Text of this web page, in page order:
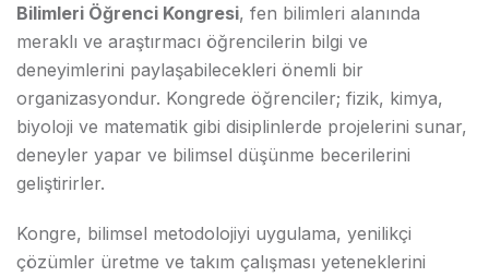
Bilimleri Öğrenci Kongresi, fen bilimleri alanında
meraklı ve araştırmacı öğrencilerin bilgi ve
deneyimlerini paylaşabilecekleri önemli bir
organizasyondur. Kongrede öğrenciler; fizik, kimya,
biyoloji ve matematik gibi disiplinlerde projelerini sunar,
deneyler yapar ve bilimsel düşünme becerilerini
geliştirirler.
Kongre, bilimsel metodolojiyi uygulama, yenilikçi
çözümler üretme ve takım çalışması yeteneklerini